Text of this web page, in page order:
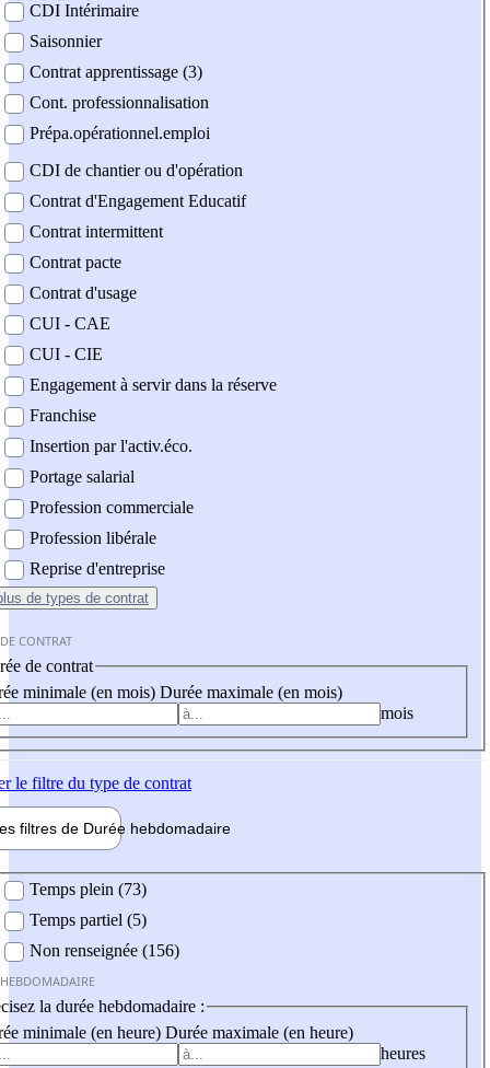
CDI Intérimaire
Saisonnier
Contrat apprentissage (3)
Cont. professionnalisation
Prépa.opérationnel.emploi
CDI de chantier ou d'opération
Contrat d'Engagement Educatif
Contrat intermittent
Contrat pacte
Contrat d'usage
CUI - CAE
CUI - CIE
Engagement à servir dans la réserve
Franchise
Insertion par l'activ.éco.
Portage salarial
Profession commerciale
Profession libérale
Reprise d'entreprise
de types de contrat
CONTRAT
de contrat
minimale (en mois) Durée maximale (en mois)
mois
le filtre du type de contrat
filtres de Durée hebdomadaire
Temps plein (73)
Temps partiel (5)
Non renseignée (156)
la durée hebdomadaire :
minimale (en heure) Durée maximale (en heure)
heures